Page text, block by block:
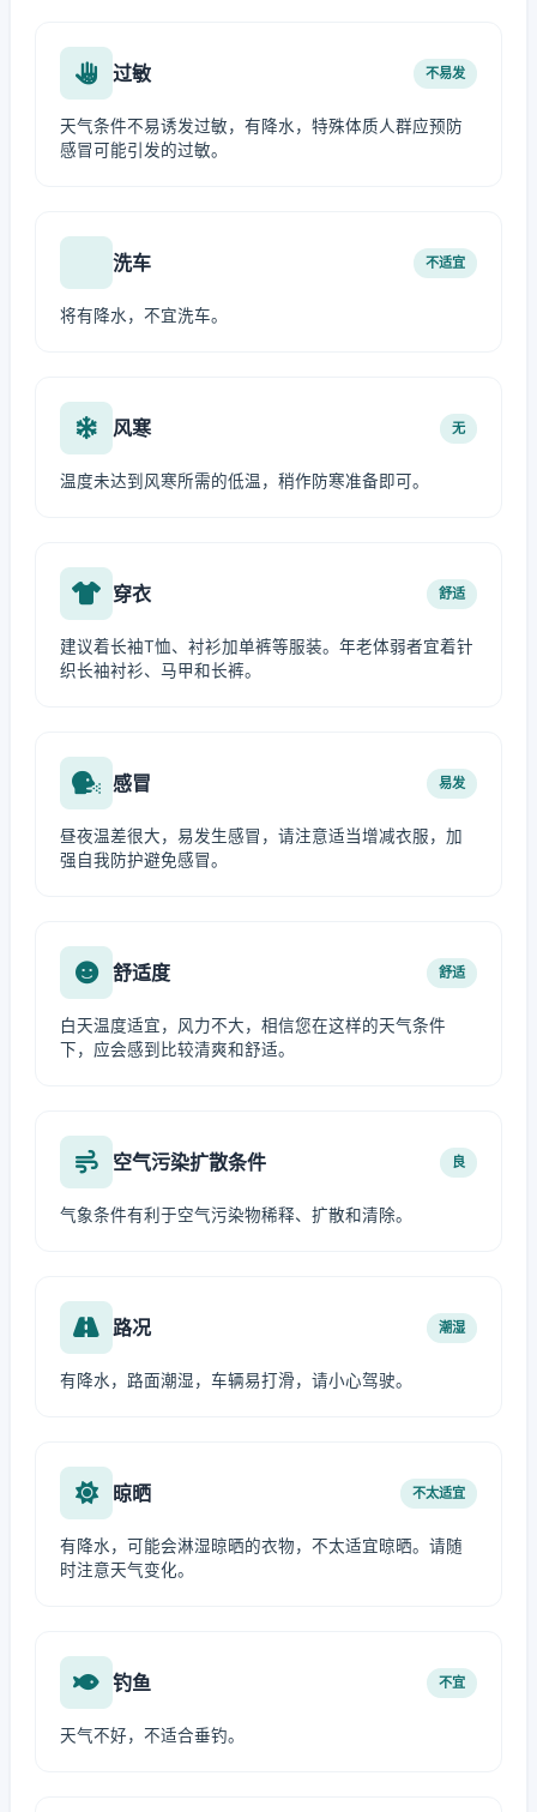
过敏 不易发
天气条件不易诱发过敏，有降水，特殊体质人群应预防
感冒可能引发的过敏。
洗车 不适宜
将有降水，不宜洗车。
风寒 无
温度未达到风寒所需的低温，稍作防寒准备即可。
穿衣 舒适
建议着长袖T恤、衬衫加单裤等服装。年老体弱者宜着针
织长袖衬衫、马甲和长裤。
感冒 易发
昼夜温差很大，易发生感冒，请注意适当增减衣服，加
强自我防护避免感冒。
舒适度 舒适
白天温度适宜，风力不大，相信您在这样的天气条件
下，应会感到比较清爽和舒适。
空气污染扩散条件 良
气象条件有利于空气污染物稀释、扩散和清除。
路况 潮湿
有降水，路面潮湿，车辆易打滑，请小心驾驶。
晾晒 不太适宜
有降水，可能会淋湿晾晒的衣物，不太适宜晾晒。请随
时注意天气变化。
钓鱼 不宜
天气不好，不适合垂钓。